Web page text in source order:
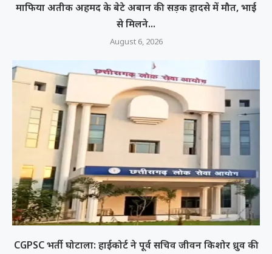
माफिया अतीक अहमद के बेटे अबान की सड़क हादसे में मौत, भाई
से मिलने...
August 6, 2026
CGPSC भर्ती घोटाला: हाईकोर्ट ने पूर्व सचिव जीवन किशोर ध्रुव की